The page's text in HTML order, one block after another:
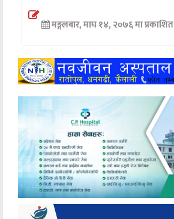
अन्तर्वार्ता
खेलकुद
मनोरञ्जन
अन्य
मङ्गलबार, माघ १४, २०७६ मा प्रकाशित